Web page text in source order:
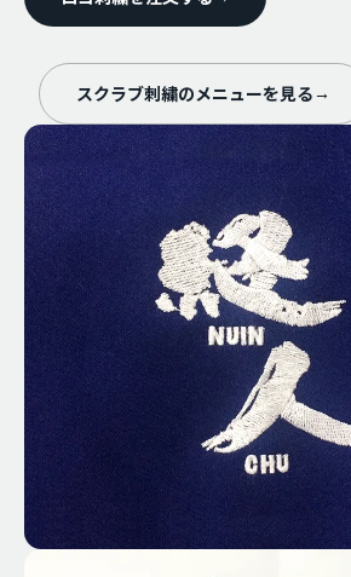
スクラブ刺繍のメニューを見る →